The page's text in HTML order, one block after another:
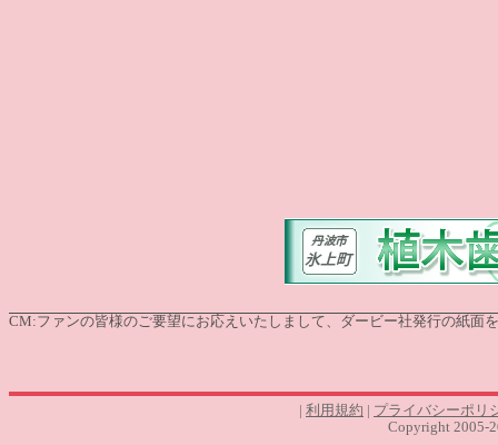
CM:ファンの皆様のご要望にお応えいたしまして、ダービー社発行の紙面
利用規約
プライバシーポリ
Copyright 2005-